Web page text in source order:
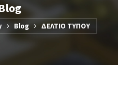
Blog ΔΕΛΤΙΟ ΤΥΠΟΥ